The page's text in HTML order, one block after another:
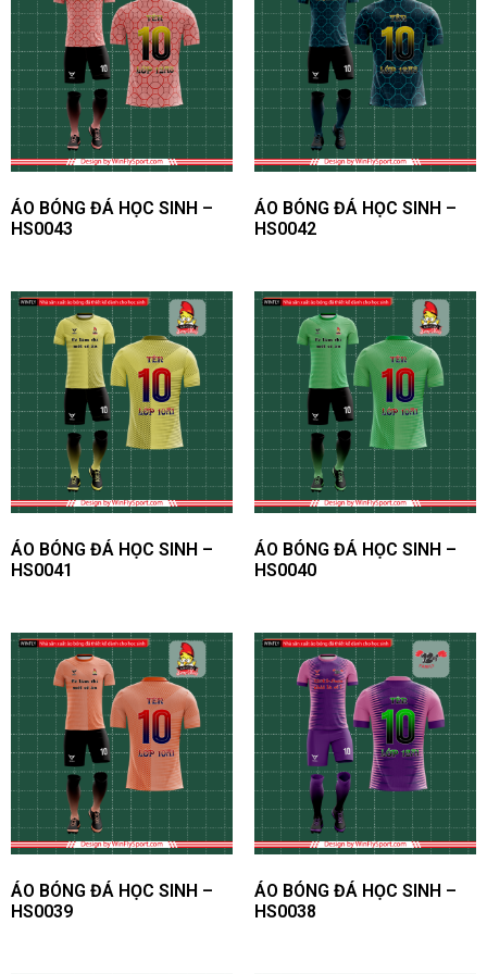
Hiện tại, sau quá trình thử nghiệm, WinFly Sport quyết
định chọn 7 chất liệu vải ngoại nhập chính được nhiều
khách hàng ưa chuộng nhất:
ÁO BÓNG ĐÁ HỌC SINH –
HS0043
ÁO BÓNG ĐÁ HỌC SINH –
HS0042
ÁO BÓNG ĐÁ HỌC SINH –
HS0041
ÁO BÓNG ĐÁ HỌC SINH –
HS0040
ÁO BÓNG ĐÁ HỌC SINH –
HS0039
ÁO BÓNG ĐÁ HỌC SINH –
HS0038